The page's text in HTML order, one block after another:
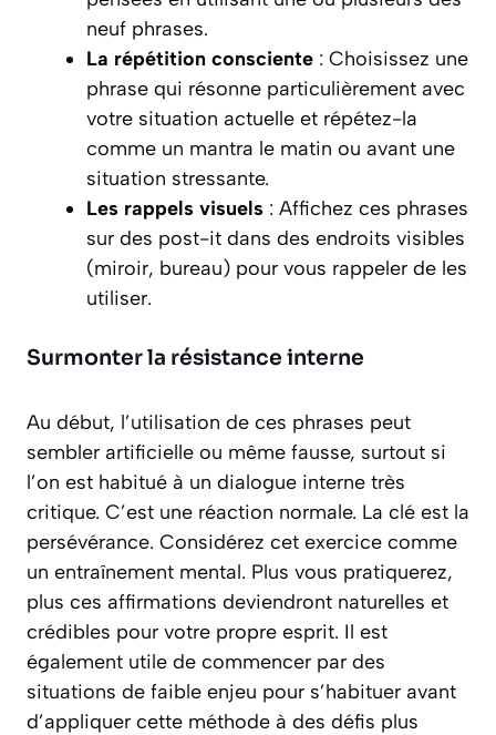
neuf phrases.
La répétition consciente : Choisissez une
phrase qui résonne particulièrement avec
votre situation actuelle et répétez-la
comme un mantra le matin ou avant une
situation stressante.
Les rappels visuels : Affichez ces phrases
sur des post-it dans des endroits visibles
(miroir, bureau) pour vous rappeler de les
utiliser.
Surmonter la résistance interne
Au début, l’utilisation de ces phrases peut
sembler artificielle ou même fausse, surtout si
l’on est habitué à un dialogue interne très
critique. C’est une réaction normale. La clé est la
persévérance. Considérez cet exercice comme
un entraînement mental. Plus vous pratiquerez,
plus ces affirmations deviendront naturelles et
crédibles pour votre propre esprit. Il est
également utile de commencer par des
situations de faible enjeu pour s’habituer avant
d’appliquer cette méthode à des défis plus